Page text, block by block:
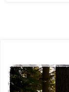
wissen